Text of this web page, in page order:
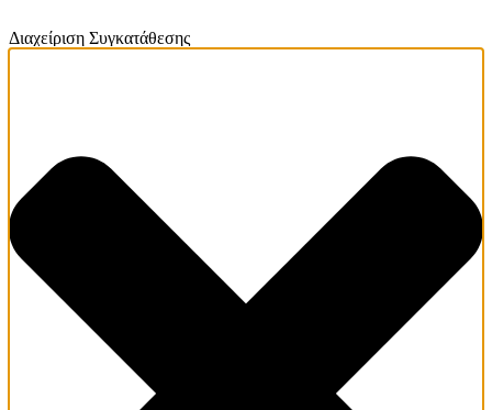
Διαχείριση Συγκατάθεσης